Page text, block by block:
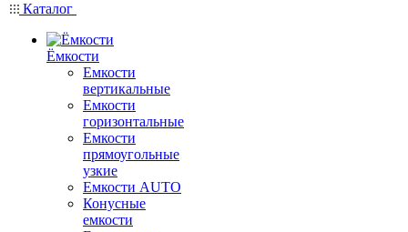
Каталог
Ёмкости
Емкости
вертикальные
Емкости
горизонтальные
Емкости
прямоугольные
узкие
Емкости АUТО
Конусные
емкости